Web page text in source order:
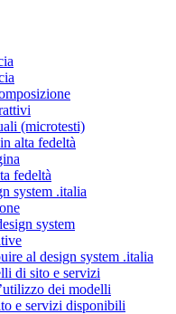
(microtesti)
alta fedeltà
fedeltà
system .italia
system
al design system .italia
di sito e servizi
dei modelli
e servizi disponibili